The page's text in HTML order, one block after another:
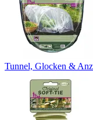
Tunnel, Glocken &